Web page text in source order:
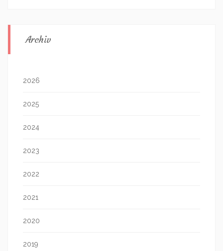
Archiv
2026
2025
2024
2023
2022
2021
2020
2019